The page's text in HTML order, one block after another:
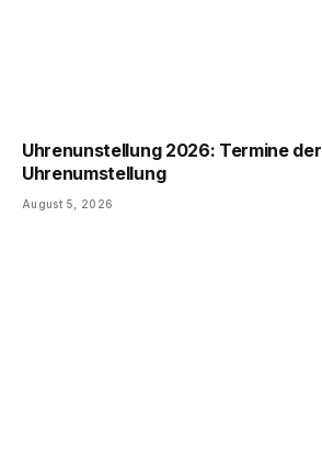
Uhrenunstellung 2026: Termine der
Uhrenumstellung
August 5, 2026